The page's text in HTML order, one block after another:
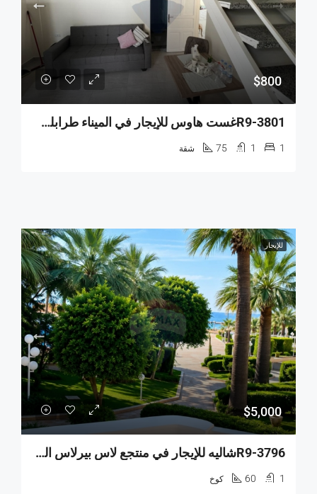
$800
R9-3801غست هاوس للإيجار في الميناء طرابلس – 75 م²، مفروش
1
1
75 شقة
للإيجار
$5,000
R9-3796شاليه للإيجار في منتجع لاس بيرلاس القلمون – 60 م²
1
60 كوخ